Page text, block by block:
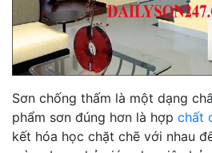
Sơn chống thấm là một dạng
phẩm sơn đúng hơn là hợp chất
kết hóa học chặt chẽ với nhau